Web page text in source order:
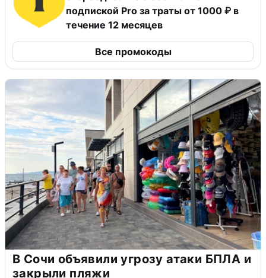
подпиской Pro за траты от 1000 ₽ в
течение 12 месяцев
Все промокоды
В Сочи объявили угрозу атаки БПЛА и
закрыли пляжи